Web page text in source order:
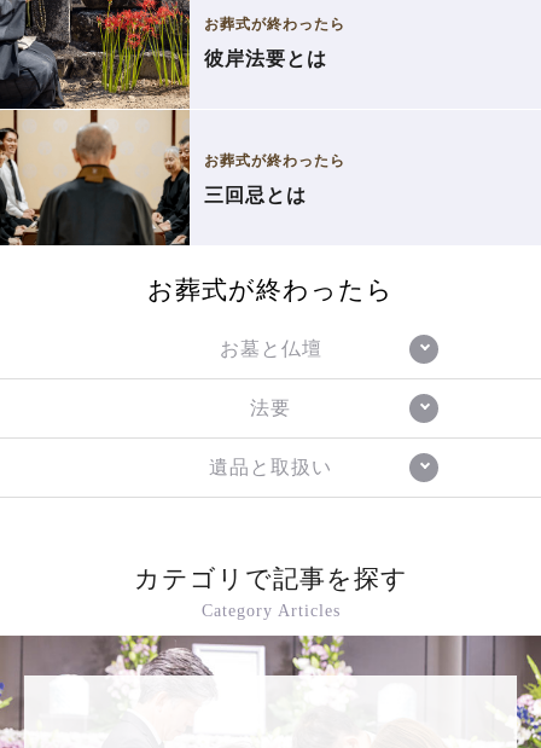
お葬式が終わったら
彼岸法要とは
お葬式が終わったら
三回忌とは
お葬式が終わったら
お墓と仏壇
法要
遺品と取扱い
カテゴリで記事を探す
Category Articles